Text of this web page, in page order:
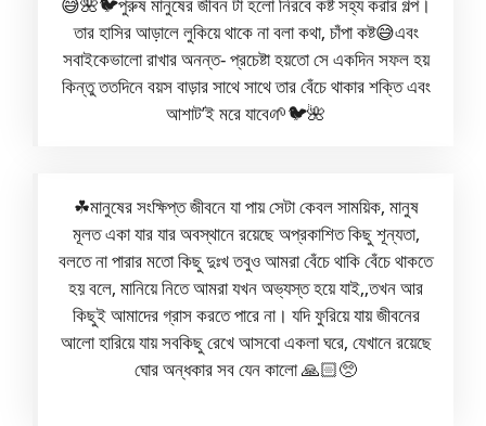
তার হাসির আড়ালে লুকিয়ে থাকে না বলা কথা, চাঁপা কষ্ট😅এবং
সবাইকেভালো রাখার অনন্ত- প্রচেষ্টা হয়তো সে একদিন সফল হয়
কিন্তু ততদিনে বয়স বাড়ার সাথে সাথে তার বেঁচে থাকার শক্তি এবং
আশাট’ই মরে যাবে🌱🐦🌺
☘︎মানুষের সংক্ষিপ্ত জীবনে যা পায় সেটা কেবল সাময়িক, মানুষ
মূলত একা যার যার অবস্থানে রয়েছে অপ্রকাশিত কিছু শূন্যতা,
বলতে না পারার মতো কিছু দুঃখ তবুও আমরা বেঁচে থাকি বেঁচে থাকতে
হয় বলে, মানিয়ে নিতে আমরা যখন অভ্যস্ত হয়ে যাই,,তখন আর
কিছুই আমাদের গ্রাস করতে পারে না। যদি ফুরিয়ে যায় জীবনের
আলো হারিয়ে যায় সবকিছু রেখে আসবো একলা ঘরে, যেখানে রয়েছে
ঘোর অন্ধকার সব যেন কালো 🙏🏻🥺